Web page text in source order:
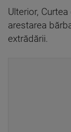
Ulterior,
arestarea
extrădării.